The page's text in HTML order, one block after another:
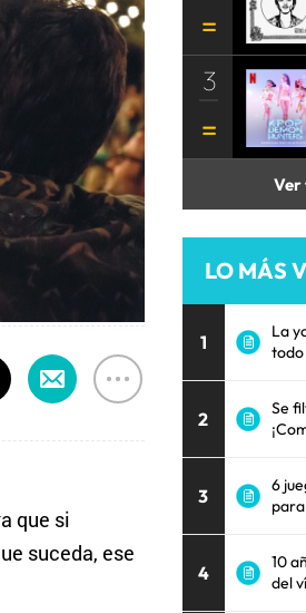
que si
suceda, ese
3
Ver
LO MÁS
1
La
todo
2
Se
3
6
4
10
del